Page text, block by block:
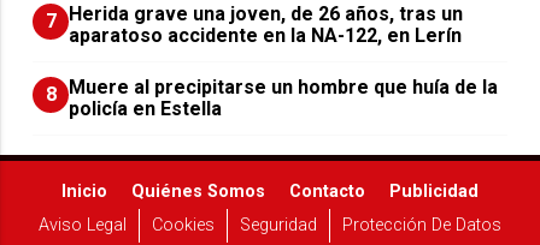
7 Herida grave una joven, de 26 años, tras un
aparatoso accidente en la NA-122, en Lerín
8 Muere al precipitarse un hombre que huía de la
policía en Estella
Inicio Quiénes Somos Contacto
Publicidad
Aviso Legal
Cookies Seguridad Protección De Datos